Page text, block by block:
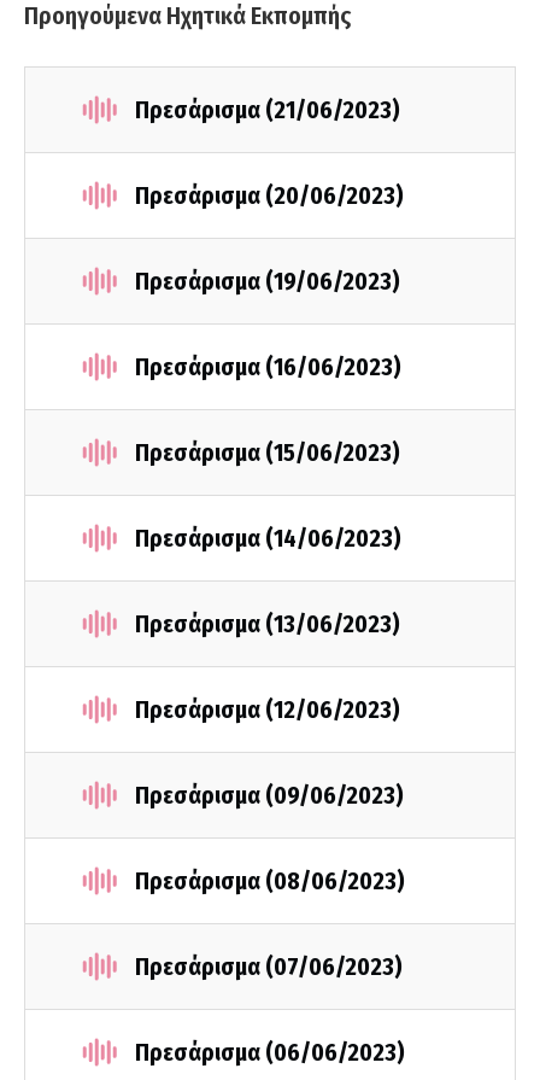
Προηγούμενα Ηχητικά Εκπομπής
Πρεσάρισμα (21/06/2023)
Πρεσάρισμα (20/06/2023)
Πρεσάρισμα (19/06/2023)
Πρεσάρισμα (16/06/2023)
Πρεσάρισμα (15/06/2023)
Πρεσάρισμα (14/06/2023)
Πρεσάρισμα (13/06/2023)
Πρεσάρισμα (12/06/2023)
Πρεσάρισμα (09/06/2023)
Πρεσάρισμα (08/06/2023)
Πρεσάρισμα (07/06/2023)
Πρεσάρισμα (06/06/2023)